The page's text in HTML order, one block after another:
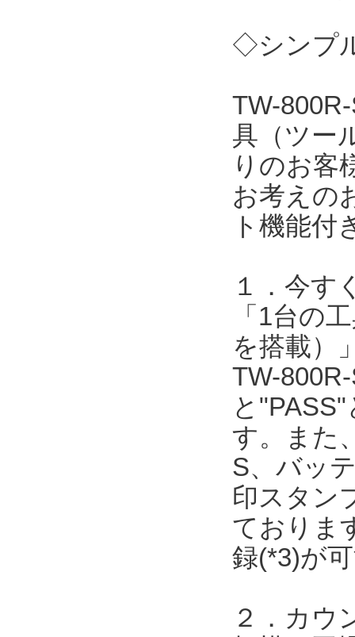
◇シンプ
TW-
具（ツー
りのお客
お考えの
ト機能付
１．今す
「1台の
を搭載）
TW-
と
す。また
S、バッ
印スタン
ておりま
録(*3)が
２．カウ